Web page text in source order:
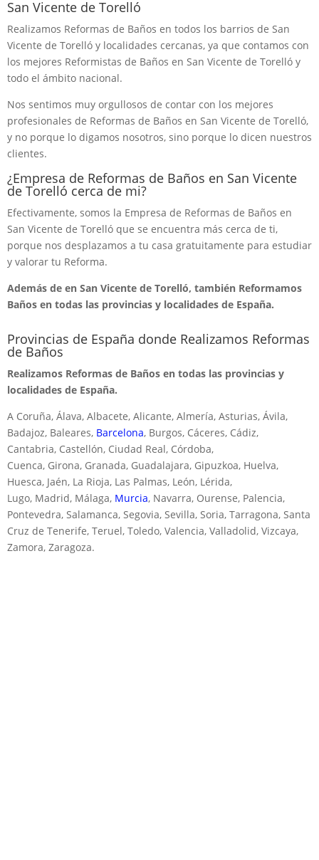
San Vicente de Torelló
Realizamos Reformas de Baños en todos los barrios de San
Vicente de Torelló y localidades cercanas, ya que contamos con
los mejores Reformistas de Baños en San Vicente de Torelló y
todo el ámbito nacional.
Nos sentimos muy orgullosos de contar con los mejores
profesionales de Reformas de Baños en San Vicente de Torelló,
y no porque lo digamos nosotros, sino porque lo dicen nuestros
clientes.
¿Empresa de Reformas de Baños en San Vicente
de Torelló cerca de mi?
Efectivamente, somos la Empresa de Reformas de Baños en
San Vicente de Torelló que se encuentra más cerca de ti,
porque nos desplazamos a tu casa gratuitamente para estudiar
y valorar tu Reforma.
Además de en San Vicente de Torelló, también Reformamos
Baños en todas las provincias y localidades de España.
Provincias de España donde Realizamos Reformas
de Baños
Realizamos Reformas de Baños en todas las provincias y
localidades de España.
A Coruña, Álava, Albacete, Alicante, Almería, Asturias, Ávila,
Badajoz, Baleares, Barcelona, Burgos, Cáceres, Cádiz,
Cantabria, Castellón, Ciudad Real, Córdoba,
Cuenca, Girona, Granada, Guadalajara, Gipuzkoa, Huelva,
Huesca, Jaén, La Rioja, Las Palmas, León, Lérida,
Lugo, Madrid, Málaga, Murcia, Navarra, Ourense, Palencia,
Pontevedra, Salamanca, Segovia, Sevilla, Soria, Tarragona, Santa
Cruz de Tenerife, Teruel, Toledo, Valencia, Valladolid, Vizcaya,
Zamora, Zaragoza.